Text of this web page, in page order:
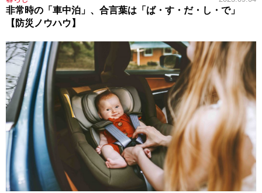
非常時の「車中泊」、合言葉は「ば・す・だ・し・で」
【防災ノウハウ】